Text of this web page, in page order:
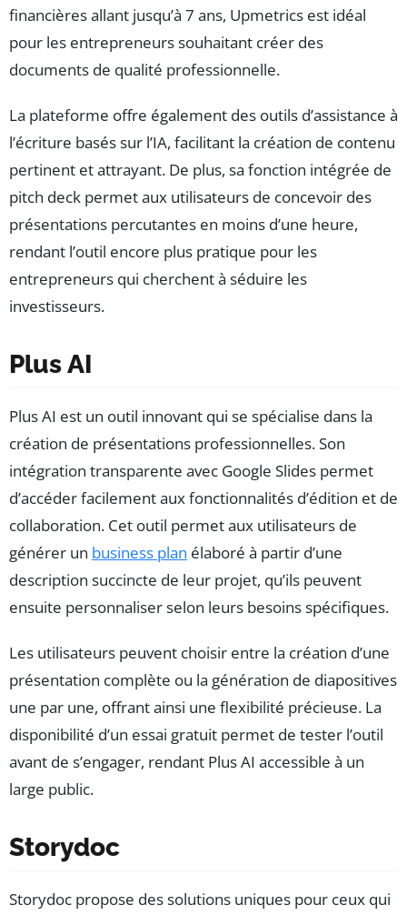
financières allant jusqu’à 7 ans, Upmetrics est idéal
pour les entrepreneurs souhaitant créer des
documents de qualité professionnelle.
La plateforme offre également des outils d’assistance à
l’écriture basés sur l’IA, facilitant la création de contenu
pertinent et attrayant. De plus, sa fonction intégrée de
pitch deck permet aux utilisateurs de concevoir des
présentations percutantes en moins d’une heure,
rendant l’outil encore plus pratique pour les
entrepreneurs qui cherchent à séduire les
investisseurs.
Plus AI
Plus AI est un outil innovant qui se spécialise dans la
création de présentations professionnelles. Son
intégration transparente avec Google Slides permet
d’accéder facilement aux fonctionnalités d’édition et de
collaboration. Cet outil permet aux utilisateurs de
générer un business plan élaboré à partir d’une
description succincte de leur projet, qu’ils peuvent
ensuite personnaliser selon leurs besoins spécifiques.
Les utilisateurs peuvent choisir entre la création d’une
présentation complète ou la génération de diapositives
une par une, offrant ainsi une flexibilité précieuse. La
disponibilité d’un essai gratuit permet de tester l’outil
avant de s’engager, rendant Plus AI accessible à un
large public.
Storydoc
Storydoc propose des solutions uniques pour ceux qui